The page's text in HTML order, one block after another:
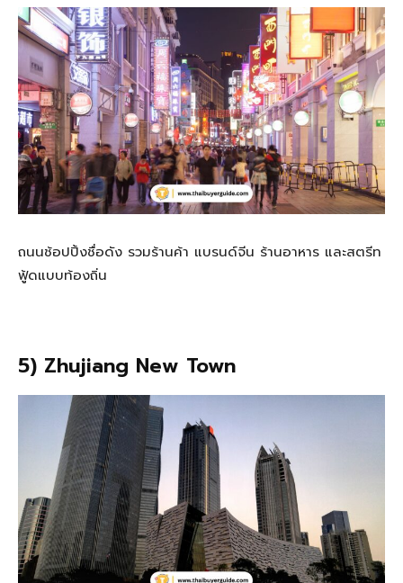
ถนนช้อปปิ้งชื่อดัง รวมร้านค้า แบรนด์จีน ร้านอาหาร และสตรีท
ฟู้ดแบบท้องถิ่น
5) Zhujiang New Town